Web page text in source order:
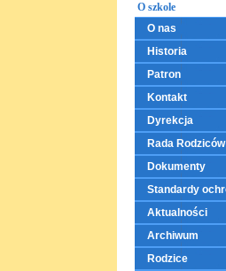
O szkole
O nas
Historia
Patron
Kontakt
Dyrekcja
Rada Rodziców
Dokumenty
Standardy
Aktualności
Archiwum
Rodzice